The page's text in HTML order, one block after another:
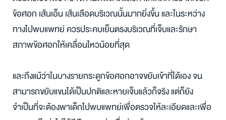
ข้อศอก เส้นเอ็น เส้นเลือดบริเวณนั้นมากยิ่งขึ้น และในระหว่าง
ทางไปพบแพทย์ ควรประคบเย็นตรงบริเวณที่เจ็บและรักษา
สภาพข้อศอกให้เคลื่อนไหวน้อยที่สุด
และถึงแม้ว่าในบางรายกระดูกข้อศอกอาจขยับเข้าที่ได้เอง จน
สามารถขยับแขนได้เป็นปกติและหายเจ็บแล้วก็จริง แต่ก็ยัง
จำเป็นที่จะต้องพาเด็กไปพบแพทย์เพื่อตรวจให้ละเอียดและเพื่อ